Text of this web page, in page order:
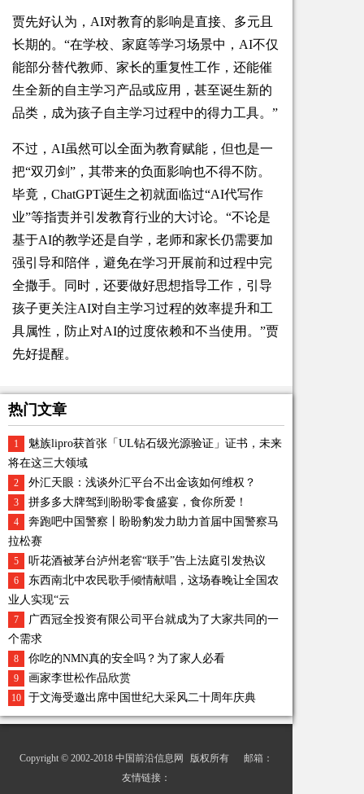
贾先好认为，AI对教育的影响是直接、多元且
长期的。“在学校、家庭等学习场景中，AI不仅
能部分替代教师、家长的重复性工作，还能催
生全新的自主学习产品或应用，甚至诞生新的
品类，成为孩子自主学习过程中的得力工具。”
不过，AI虽然可以全面为教育赋能，但也是一
把“双刃剑”，其带来的负面影响也不得不防。
毕竟，ChatGPT诞生之初就面临过“AI代写作
业”等指责并引发教育行业的大讨论。“不论是
基于AI的教学还是自学，老师和家长仍需要加
强引导和陪伴，避免在学习开展前和过程中完
全撒手。同时，还要做好思想指导工作，引导
孩子更关注AI对自主学习过程的效率提升和工
具属性，防止对AI的过度依赖和不当使用。”贾
先好提醒。
热门文章
1
魅族lipro获首张「UL钻石级光源验证」证书，未来
将在这三大领域
2 外汇天眼：浅谈外汇平台不出金该如何维权？
3 拼多多大牌驾到|盼盼零食盛宴，食你所爱！
4
奔跑吧中国警察丨盼盼豹发力助力首届中国警察马
拉松赛
5 听花酒被茅台泸州老窖“联手”告上法庭引发热议
6
东西南北中农民歌手倾情献唱，这场春晚让全国农
业人实现“云
7
广西冠全投资有限公司平台就成为了大家共同的一
个需求
8 你吃的NMN真的安全吗？为了家人必看
9 画家李世松作品欣赏
10 于文海受邀出席中国世纪大采风二十周年庆典
Copyright © 2002-2018 中国前沿信息网
版权所有 邮箱：
友情链接：